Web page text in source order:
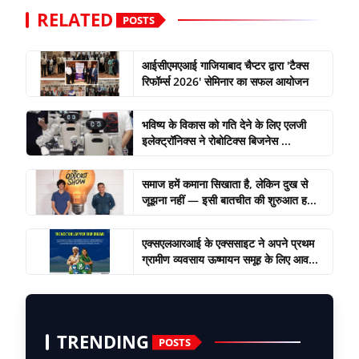
RELATED POSTS
आईसीएमएआई गाजियाबाद चैप्टर द्वारा 'टैक्स
रिफॉर्म्स 2026' सेमिनार का सफल आयोजन
भविष्य के विकास को गति देने के लिए एलजी
इलेक्ट्रॉनिक्स ने रोबोटिक्स बिजनेस ...
समाज हमें कमाना सिखाता है, लेकिन दुख से
जूझना नहीं — इसी बातचीत की शुरुआत ह...
एक्सएलआरआई के एक्ससाइट ने अपने प्रथम
ग्रामीण व्यवसाय ऊष्मायन समूह के लिए आव...
TRENDING POSTS